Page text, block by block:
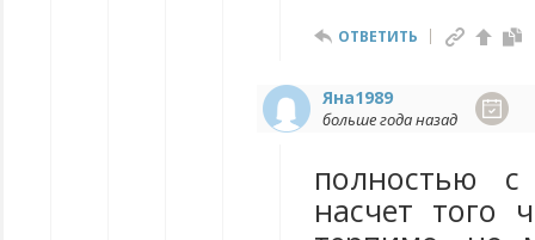
ОТВЕТИТЬ
Яна1989
больше года назад
полностью с
насчет того